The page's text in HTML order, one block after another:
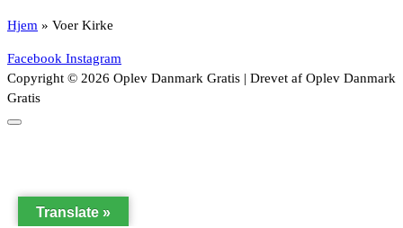
Hjem » Voer Kirke
Facebook Instagram
Copyright © 2026 Oplev Danmark Gratis | Drevet af Oplev Danmark
Gratis
Translate »